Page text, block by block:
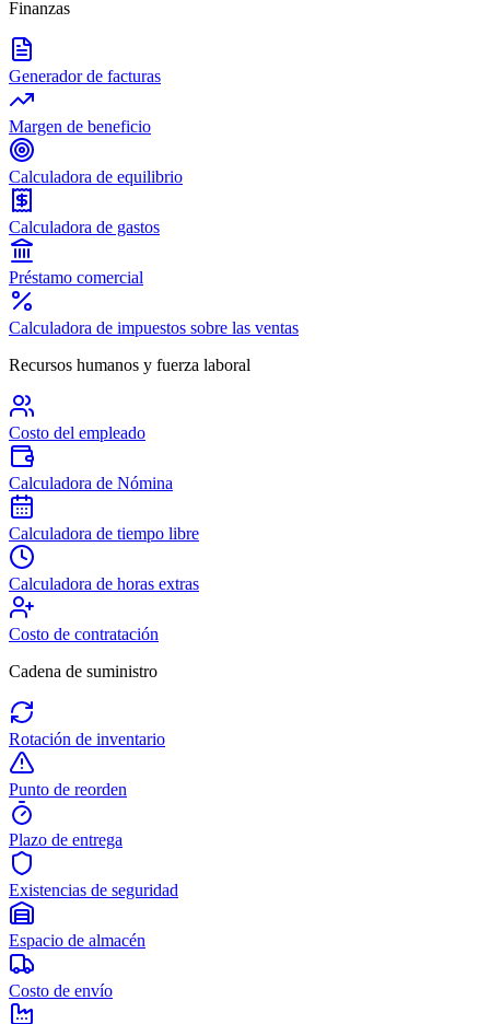
Finanzas
Generador de facturas
Margen de beneficio
Calculadora de equilibrio
Calculadora de gastos
Préstamo comercial
Calculadora de impuestos sobre las ventas
Recursos humanos y fuerza laboral
Costo del empleado
Calculadora de Nómina
Calculadora de tiempo libre
Calculadora de horas extras
Costo de contratación
Cadena de suministro
Rotación de inventario
Punto de reorden
Plazo de entrega
Existencias de seguridad
Espacio de almacén
Costo de envío